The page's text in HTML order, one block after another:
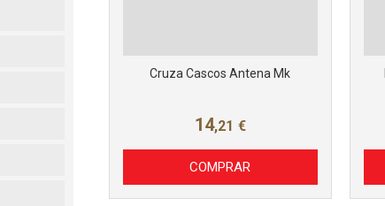
Cruza Cascos Antena Mk
14,21 €
COMPRAR